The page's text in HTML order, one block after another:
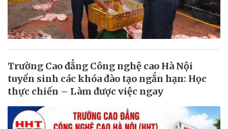
Trường Cao đẳng Công nghệ cao Hà Nội
tuyển sinh các khóa đào tạo ngắn hạn: Học
thực chiến – Làm được việc ngay